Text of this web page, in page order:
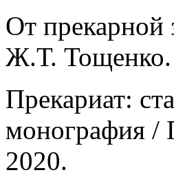
От прекарной
Ж.Т.
Прекариат:
монография
2020.